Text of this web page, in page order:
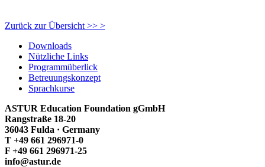
Zurück zur Übersicht >> >
Downloads
Nützliche Links
Programmüberlick
Betreuungskonzept
Sprachkurse
ASTUR Education Foundation gGmbH
Rangstraße 18-20
36043 Fulda · Germany
T +49 661 296971-0
F +49 661 296971-25
info@astur.de